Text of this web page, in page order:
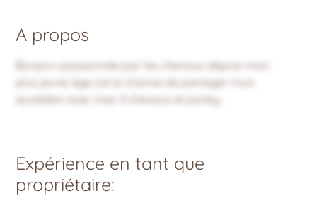
A propos
Bonjour passionnée par les chevaux depuis mon
plus jeune âge j'ai la chance de partager mon
quotidien avec mes 3 chevaux et poney.
Expérience en tant que
propriétaire: